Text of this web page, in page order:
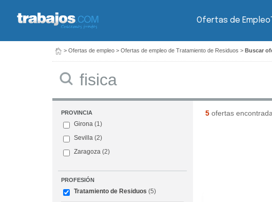
Ofertas de Empleo
> Ofertas de empleo > Ofertas de empleo de Tratamiento de Residuos > Buscar
PROVINCIA
Girona (1)
Sevilla (2)
Zaragoza (2)
PROFESIÓN
Tratamiento de Residuos (5)
5ofertas